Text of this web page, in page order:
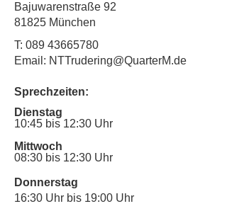
Bajuwarenstraße 92
81825 München
T: 089 43665780
Email: NTTrudering@QuarterM.de
Sprechzeiten:
Dienstag
10:45 bis 12:30 Uhr
Mittwoch
08:30 bis 12:30 Uhr
Donnerstag
16:30 Uhr bis 19:00 Uhr